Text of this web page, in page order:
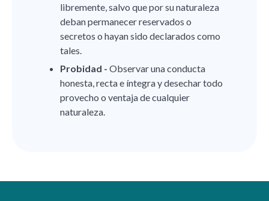
libremente, salvo que por su naturaleza
deban permanecer reservados o
secretos o hayan sido declarados como
tales.
Probidad - Observar una conducta
honesta, recta e íntegra y desechar todo
provecho o ventaja de cualquier
naturaleza.